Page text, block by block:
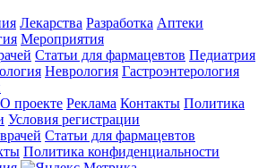
Лекарства Разработка Аптеки
Мероприятия
Статьи для фармацевтов Педиатрия
Неврология Гастроэнтерология
О проекте Реклама Контакты Политика
Условия регистрации
Статьи для фармацевтов
Политика конфиденциальности